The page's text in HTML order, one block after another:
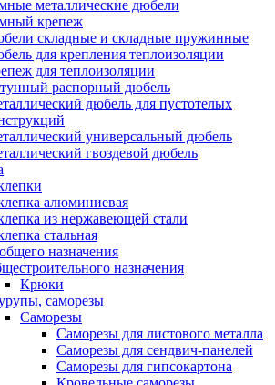
металлические дюбели
крепеж
складные и складные пружинные
для крепления теплоизоляции
для теплоизоляции
распорный дюбель
дюбель для пустотелых
универсальный дюбель
гвоздевой дюбель
алюминиевая
из нержавеющей стали
стальная
назначения
назначения
Крюки
саморезы
Саморезы
Саморезы для листового металла
Саморезы для сендвич-панелей
Саморезы для гипсокартона